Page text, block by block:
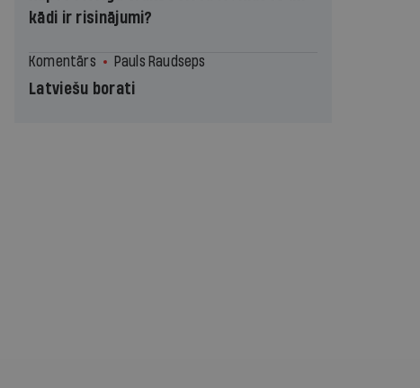
kādi ir risinājumi?
Komentārs Pauls Raudseps
Latviešu borati